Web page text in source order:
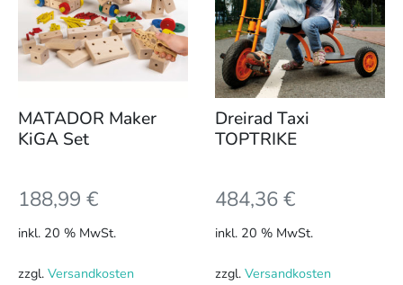
MATADOR Maker
KiGA Set
188,99 €
inkl. 20 % MwSt.
zzgl. Versandkosten
Dreirad Taxi
TOPTRIKE
484,36€
inkl. 20 % MwSt.
zzgl. Versandkosten